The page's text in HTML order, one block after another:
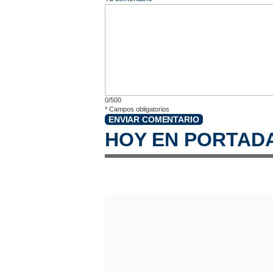
0/500
* Campos obligatorios
ENVIAR COMENTARIO
HOY EN